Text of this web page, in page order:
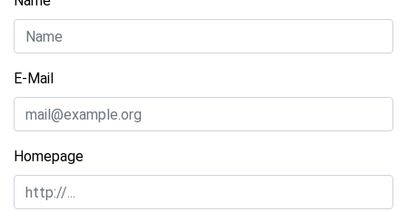
E-Mail
Homepage